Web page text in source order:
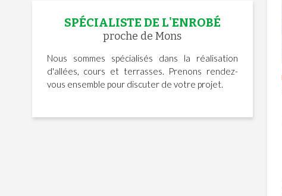
SPÉCIALISTE DE L'ENROBÉ
proche de Mons
Nous sommes spécialisés dans la réalisation
d'allées, cours et terrasses. Prenons rendez-
vous ensemble pour discuter de votre projet.